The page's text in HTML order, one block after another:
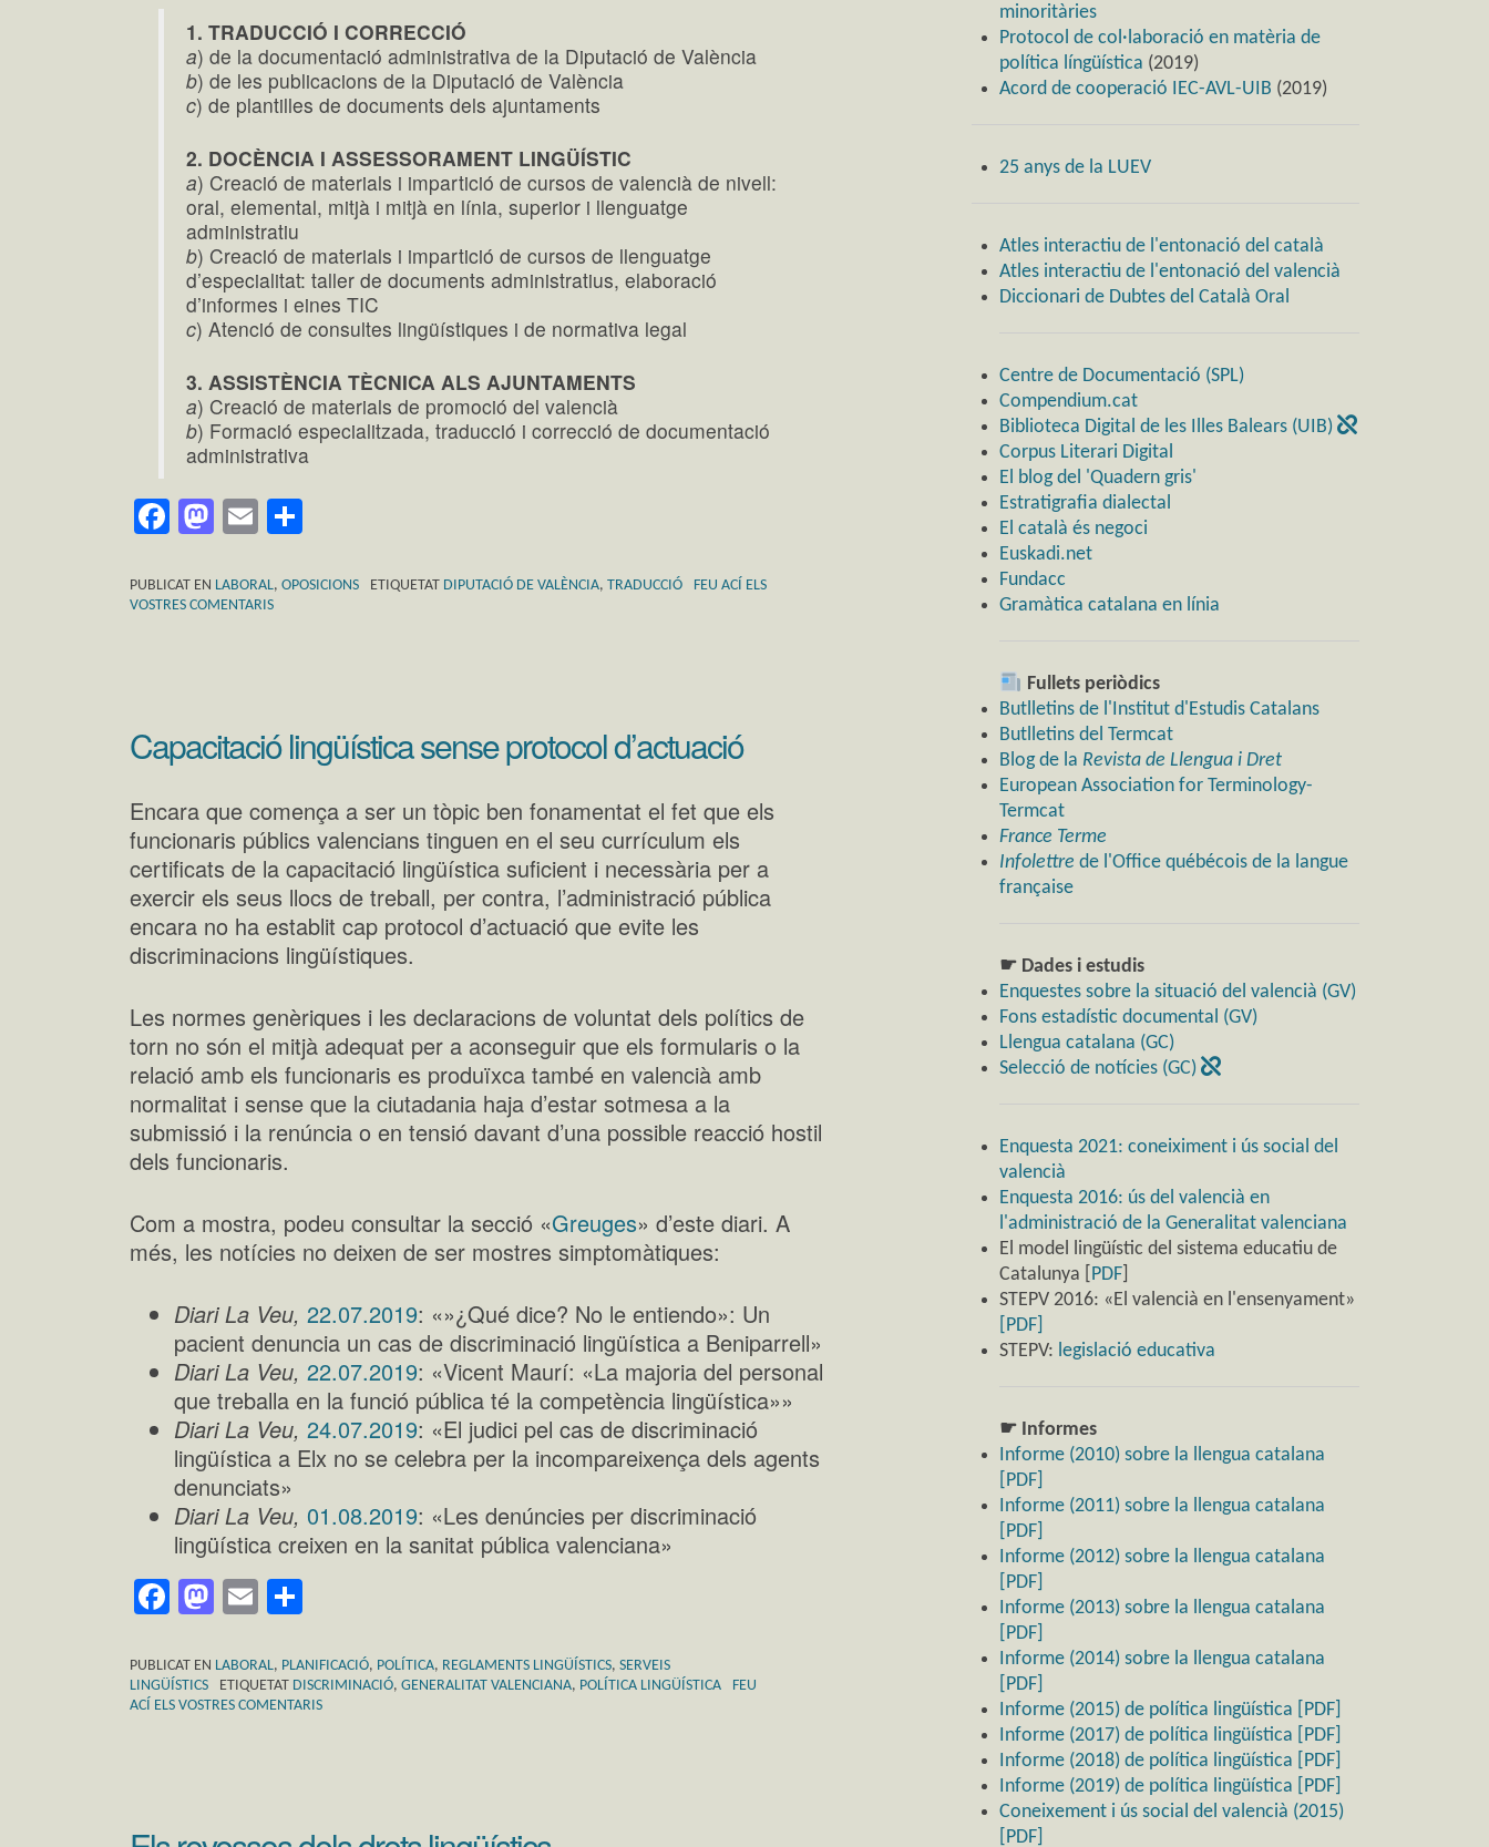
1. TRADUCCIÓ I CORRECCIÓ
a) de la documentació administrativa de la Diputació de València
b) de les publicacions de la Diputació de València
c) de plantilles de documents dels ajuntaments
2. DOCÈNCIA I ASSESSORAMENT LINGÜÍSTIC
a) Creació de materials i impartició de cursos de valencià de nivell:
oral, elemental, mitjà i mitjà en línia, superior i llenguatge
administratiu
b) Creació de materials i impartició de cursos de llenguatge
d’especialitat: taller de documents administratius, elaboració
d’informes i eines TIC
c) Atenció de consultes lingüístiques i de normativa legal
3. ASSISTÈNCIA TÈCNICA ALS AJUNTAMENTS
a) Creació de materials de promoció del valencià
b) Formació especialitzada, traducció i correcció de documentació
administrativa
Facebook
Mastodon
Email
PUBLICAT EN LABORAL, OPOSICIONS ETIQUETAT DIPUTACIÓ DE VALÈNCIA, TRADUCCIÓ
FEU ACÍ ELS
VOSTRES COMENTARIS
Capacitació lingüística sense protocol d’actuació
Encara que comença a ser un tòpic ben fonamentat el fet que els
funcionaris públics valencians tinguen en el seu currículum els
certificats de la capacitació lingüística suficient i necessària per a
exercir els seus llocs de treball, per contra, l’administració pública
encara no ha establit cap protocol d’actuació que evite les
discriminacions lingüístiques.
Les normes genèriques i les declaracions de voluntat dels polítics de
torn no són el mitjà adequat per a aconseguir que els formularis o la
relació amb els funcionaris es produïxca també en valencià amb
normalitat i sense que la ciutadania haja d’estar sotmesa a la
submissió i la renúncia o en tensió davant d’una possible reacció hostil
dels funcionaris.
Com a mostra, podeu consultar la secció «Greuges» d’este diari. A
més, les notícies no deixen de ser mostres simptomàtiques:
Diari La Veu, 22.07.2019: «»¿Qué dice? No le entiendo»: Un
pacient denuncia un cas de discriminació lingüística a Beniparrell»
Diari La Veu, 22.07.2019: «Vicent Maurí: «La majoria del personal
que treballa en la funció pública té la competència lingüística»»
Diari La Veu, 24.07.2019: «El judici pel cas de discriminació
lingüística a Elx no se celebra per la incompareixença dels agents
denunciats»
Diari La Veu, 01.08.2019: «Les denúncies per discriminació
lingüística creixen en la sanitat pública valenciana»
Facebook
Mastodon
Email
PUBLICAT EN LABORAL, PLANIFICACIÓ, POLÍTICA, REGLAMENTS LINGÜÍSTICS, SERVEIS
LINGÜÍSTICS
ETIQUETAT DISCRIMINACIÓ, GENERALITAT VALENCIANA, POLÍTICA LINGÜÍSTICA
FEU
ACÍ ELS VOSTRES COMENTARIS
minoritàries
Protocol de col·laboració en matèria de
política língüística (2019)
Acord de cooperació IEC-AVL-UIB (2019)
25 anys de la LUEV
Atles interactiu de l'entonació del català
Atles interactiu de l'entonació del valencià
Diccionari de Dubtes del Català Oral
Centre de Documentació (SPL)
Compendium.cat
Biblioteca Digital de les Illes Balears (UIB)
Corpus Literari Digital
El blog del 'Quadern gris'
Estratigrafia dialectal
El català és negoci
Euskadi.net
Fundacc
Gramàtica catalana en línia
Fullets periòdics
Butlletins de l'Institut d'Estudis Catalans
Butlletins del Termcat
Blog de la Revista de Llengua i Dret
European Association for Terminology-
Termcat
France Terme
Infolettre de l'Office québécois de la langue
française
☛ Dades i estudis
Enquestes sobre la situació del valencià (GV)
Fons estadístic documental (GV)
Llengua catalana (GC)
Selecció de notícies (GC)
Enquesta 2021: coneiximent i ús social del
valencià
Enquesta 2016: ús del valencià en
l'administració de la Generalitat valenciana
El model lingüístic del sistema educatiu de
Catalunya [
PDF
STEPV 2016: «El valencià en l'ensenyament»
[PDF]
STEPV: legislació educativa
☛ Informes
Informe (2010) sobre la llengua catalana
[PDF]
Informe (2011) sobre la llengua catalana
[PDF]
Informe (2012) sobre la llengua catalana
[PDF]
Informe (2013) sobre la llengua catalana
[PDF]
Informe (2014) sobre la llengua catalana
[PDF]
Informe (2015) de política lingüística [PDF]
Informe (2017) de política lingüística [PDF]
Informe (2018) de política lingüística [PDF]
Informe (2019) de política lingüística [PDF]
Coneixement i ús social del valencià (2015)
[PDF]